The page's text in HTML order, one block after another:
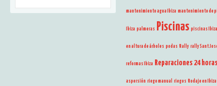
mantenimiento agua Ibiza mantenimiento de
Ibiza palmeras Piscinas piscinas Ibiza
en altura de árboles podas Rally rally Sant
reformas Ibiza Reparaciones 24
aspersión riego manual riegos Rodaje en Ibiza